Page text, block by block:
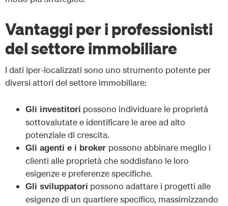
Vantaggi per i professionisti
del settore immobiliare
I dati iper-localizzati sono uno strumento potente per
diversi attori del settore immobiliare:
Gli investitori possono individuare le proprietà
sottovalutate e identificare le aree ad alto
potenziale di crescita.
Gli agenti e i broker possono abbinare meglio i
clienti alle proprietà che soddisfano le loro
esigenze e preferenze specifiche.
Gli sviluppatori possono adattare i progetti alle
esigenze di un quartiere specifico, massimizzando